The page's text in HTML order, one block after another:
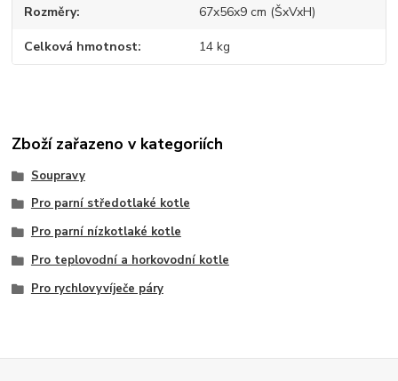
Rozměry 67x56x9 cm (ŠxVxH)
Celková hmotnost 14 kg
Zboží zařazeno v kategoriích
Soupravy
Pro parní středotlaké kotle
Pro parní nízkotlaké kotle
Pro teplovodní a horkovodní kotle
Pro rychlovyvíječe páry